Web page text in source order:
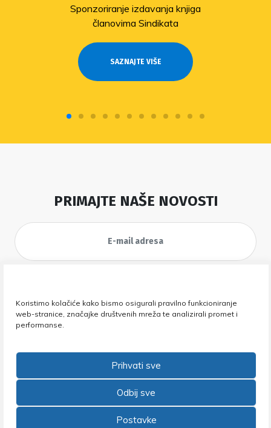
Koristimo kolačiće kako bismo osigurali pravilno funkcioniranje
web-stranice, značajke društvenih mreža te analizirali promet i
performanse.
Prihvati sve
Odbij sve
Postavke
PRIMAJTE NAŠE NOVOSTI
Nema mudrosti koja nema svojih
gluposti i nema gluposti koja nema
svojih mudrosti